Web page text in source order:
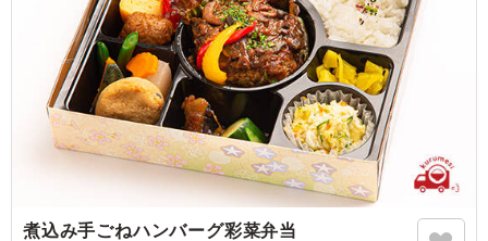
煮込み手ごねハンバーグ彩菜弁当